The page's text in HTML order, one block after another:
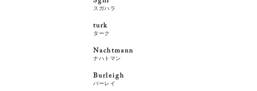
スガハラ
turk
ターク
Nachtmann
ナハトマン
Burleigh
バーレイ